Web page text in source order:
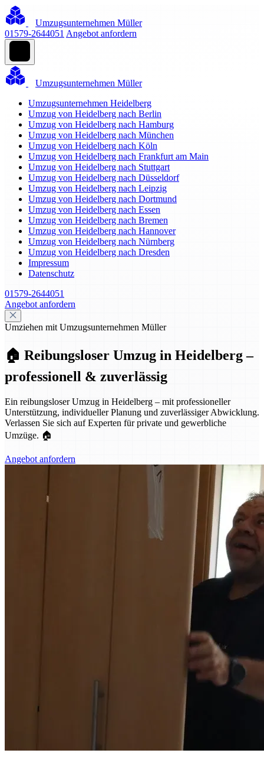
Umzugsunternehmen Müller
01579-2644051 Angebot anfordern
Umzugsunternehmen Müller
Umzugsunternehmen Heidelberg
Umzug von Heidelberg nach Berlin
Umzug von Heidelberg nach Hamburg
Umzug von Heidelberg nach München
Umzug von Heidelberg nach Köln
Umzug von Heidelberg nach Frankfurt am Main
Umzug von Heidelberg nach Stuttgart
Umzug von Heidelberg nach Düsseldorf
Umzug von Heidelberg nach Leipzig
Umzug von Heidelberg nach Dortmund
Umzug von Heidelberg nach Essen
Umzug von Heidelberg nach Bremen
Umzug von Heidelberg nach Hannover
Umzug von Heidelberg nach Nürnberg
Umzug von Heidelberg nach Dresden
Impressum
Datenschutz
01579-2644051
Angebot anfordern
Umziehen mit Umzugsunternehmen Müller
🏠 Reibungsloser Umzug in Heidelberg –
professionell & zuverlässig
Ein reibungsloser Umzug in Heidelberg – mit professioneller
Unterstützung, individueller Planung und zuverlässiger Abwicklung.
Verlassen Sie sich auf Experten für private und gewerbliche
Umzüge. 🏠
Angebot anfordern